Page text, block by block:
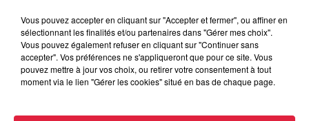
Vous pouvez accepter en cliquant sur "Accepter et fermer", ou affiner en
sélectionnant les finalités et/ou partenaires dans "Gérer mes choix".
Vous pouvez également refuser en cliquant sur "Continuer sans
accepter". Vos préférences ne s'appliqueront que pour ce site. Vous
pouvez mettre à jour vos choix, ou retirer votre consentement à tout
moment via le lien "Gérer les cookies" situé en bas de chaque page.